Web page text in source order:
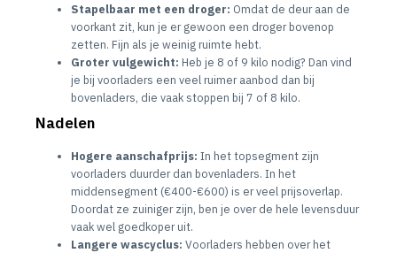
Stapelbaar met een droger: Omdat de deur aan de
voorkant zit, kun je er gewoon een droger bovenop
zetten. Fijn als je weinig ruimte hebt.
Groter vulgewicht: Heb je 8 of 9 kilo nodig? Dan vind
je bij voorladers een veel ruimer aanbod dan bij
bovenladers, die vaak stoppen bij 7 of 8 kilo.
Nadelen
Hogere aanschafprijs: In het topsegment zijn
voorladers duurder dan bovenladers. In het
middensegment (€400-€600) is er veel prijsoverlap.
Doordat ze zuiniger zijn, ben je over de hele levensduur
vaak wel goedkoper uit.
Langere wascyclus: Voorladers hebben over het